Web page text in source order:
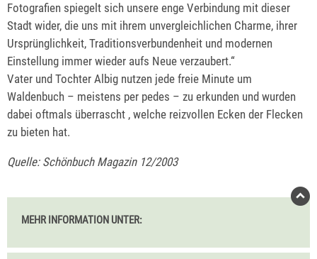
Fotografien spiegelt sich unsere enge Verbindung mit dieser
Stadt wider, die uns mit ihrem unvergleichlichen Charme, ihrer
Ursprünglichkeit, Traditionsverbundenheit und modernen
Einstellung immer wieder aufs Neue verzaubert.“
Vater und Tochter Albig nutzen jede freie Minute um
Waldenbuch – meistens per pedes – zu erkunden und wurden
dabei oftmals überrascht , welche reizvollen Ecken der Flecken
zu bieten hat.
Quelle: Schönbuch Magazin 12/2003
MEHR INFORMATION UNTER: